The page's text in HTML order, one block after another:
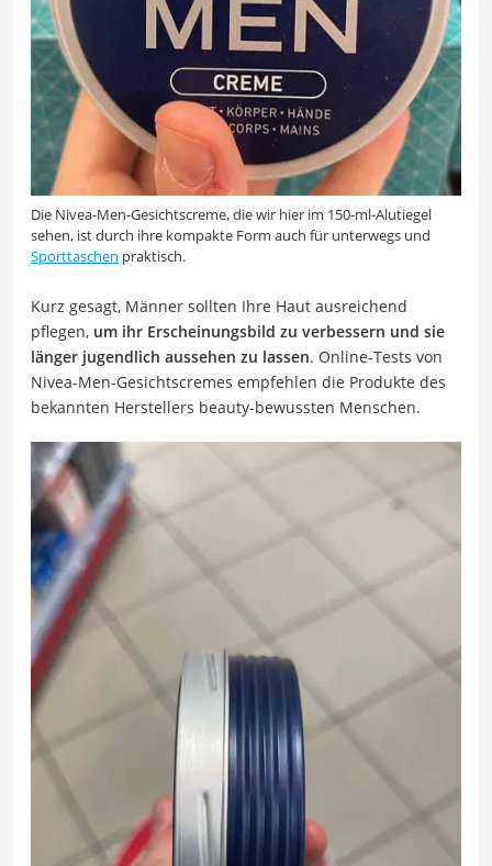
Die Nivea-Men-Gesichtscreme, die wir hier im 150-ml-Alutiegel
sehen, ist durch ihre kompakte Form auch für unterwegs und
Sporttaschen praktisch.
Kurz gesagt, Männer sollten Ihre Haut ausreichend
pflegen, um ihr Erscheinungsbild zu verbessern und sie
länger jugendlich aussehen zu lassen. Online-Tests von
Nivea-Men-Gesichtscremes empfehlen die Produkte des
bekannten Herstellers beauty-bewussten Menschen.